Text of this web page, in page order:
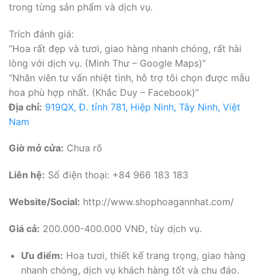
trong từng sản phẩm và dịch vụ.
Trích đánh giá:
“Hoa rất đẹp và tươi, giao hàng nhanh chóng, rất hài
lòng với dịch vụ. (Minh Thư – Google Maps)”
“Nhân viên tư vấn nhiệt tình, hỗ trợ tôi chọn được mẫu
hoa phù hợp nhất. (Khắc Duy – Facebook)”
Địa chỉ: 919QX, Đ. tỉnh 781, Hiệp Ninh, Tây Ninh, Việt
Nam
Giờ mở cửa: Chưa rõ
Liên hệ: Số điện thoại: +84 966 183 183
Website/Social: http://www.shophoagannhat.com/
Giá cả: 200.000-400.000 VNĐ, tùy dịch vụ.
Ưu điểm: Hoa tươi, thiết kế trang trọng, giao hàng
nhanh chóng, dịch vụ khách hàng tốt và chu đáo.